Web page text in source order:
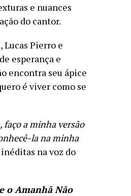
e nuances
do cantor.
Lucas Pierro e
esperança e
encontra seu ápice
é viver como se
faço a minha versão
la na minha
na voz do
o Amanhã Não